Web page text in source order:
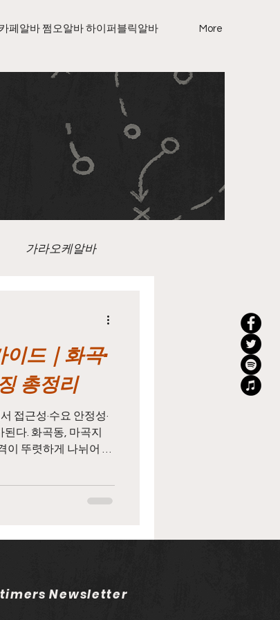
페알바 쩜오알바 하이퍼블릭알바 More
가라오케알바
태국마사지알바
업주휴수당
드｜화곡·
총정리
접근성·수요 안정성·
다. 화곡동, 마곡지
이 뚜렷하게 나뉘어 있
형성되어 있어 단기 알
적으로 이어지는 장점
Newsletter